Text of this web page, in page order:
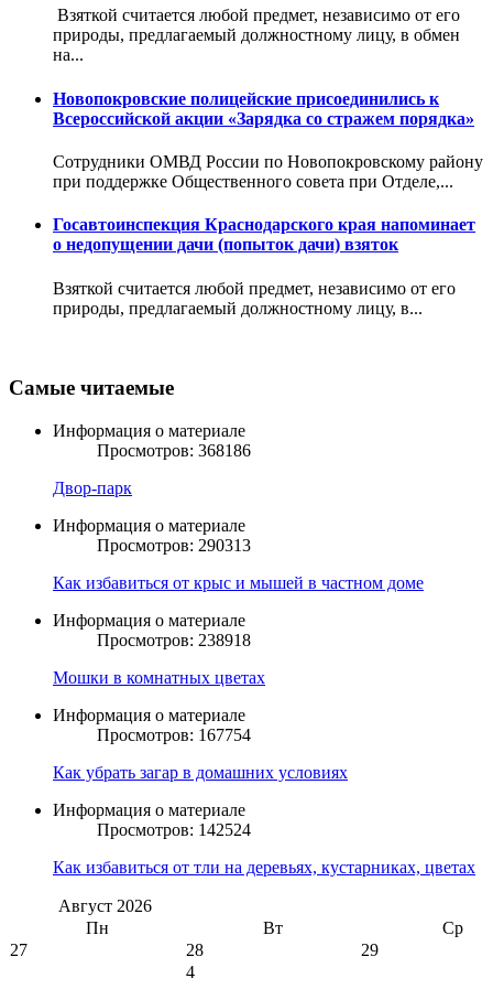
Взяткой считается любой предмет, независимо от его
природы, предлагаемый должностному лицу, в обмен
на...
Новопокровские полицейские присоединились к
Всероссийской акции «Зарядка со стражем порядка»
Сотрудники ОМВД России по Новопокровскому району
при поддержке Общественного совета при Отделе,...
Госавтоинспекция Краснодарского края напоминает
о недопущении дачи (попыток дачи) взяток
Взяткой считается любой предмет, независимо от его
природы, предлагаемый должностному лицу, в...
Самые читаемые
Информация о материале
Просмотров: 368186
Двор-парк
Информация о материале
Просмотров: 290313
Как избавиться от крыс и мышей в частном доме
Информация о материале
Просмотров: 238918
Мошки в комнатных цветах
Информация о материале
Просмотров: 167754
Как убрать загар в домашних условиях
Информация о материале
Просмотров: 142524
Как избавиться от тли на деревьях, кустарниках, цветах
Август 2026
Пн
Вт
Ср
27
28
29
4